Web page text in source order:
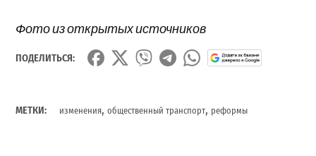
Фото из открытых источников
ПОДЕЛИТЬСЯ:
МЕТКИ: изменения,общественный транспорт, реформы